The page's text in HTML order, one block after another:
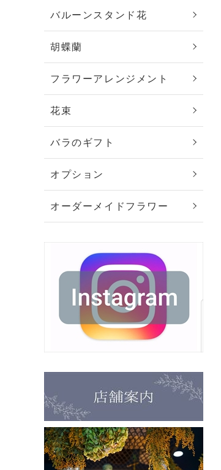
バルーンスタンド花
胡蝶蘭
フラワーアレンジメント
花束
バラのギフト
オプション
オーダーメイドフラワー